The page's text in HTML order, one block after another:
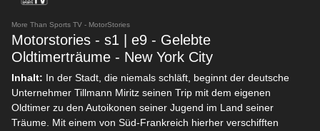
More Than Sports TV - MotorStories
Motorstories - s1 | e9 - Gelebte
Oldtimerträume - New York City
Inhalt: In der Stadt, die niemals schläft, beginnt der deutsche
Unternehmer Tillmann Miritz seinen Trip mit dem eigenen
Oldtimer zu den Autoikonen seiner Jugend im Land seiner
Träume. Mit einem von Süd-Frankreich hierher verschifften